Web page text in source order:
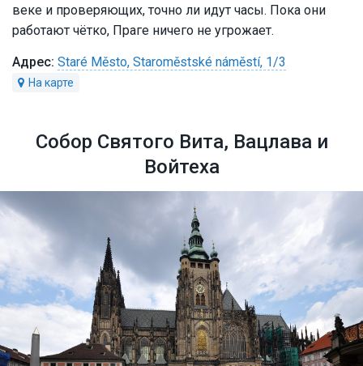
веке и проверяющих, точно ли идут часы. Пока они
работают чётко, Праге ничего не угрожает.
Staré Město, Staroměstské náměstí, 1/3
Собор Святого Вита, Вацлава и
Войтеха